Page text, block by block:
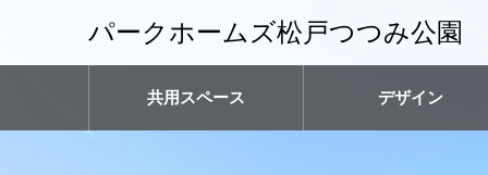
パークホームズ松戸つつみ公園
共用スペース デザイン